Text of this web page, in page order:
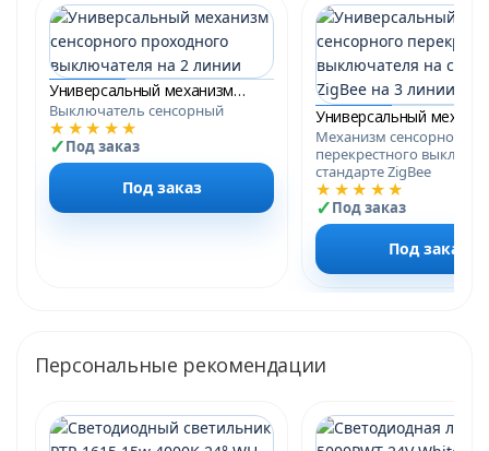
Универсальный механизм сенсорного проходного выключателя на 2 линии
Выключатель сенсорный
★★★★★
Под заказ
Под заказ
Механизм сенсорного
перекрестного
стандарте ZigBee
★★★★★
Под заказ
Под заказ
Персональные рекомендации